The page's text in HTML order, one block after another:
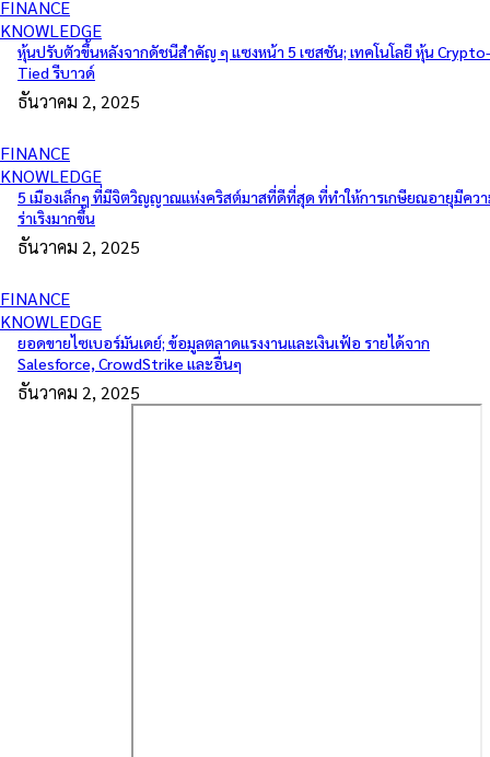
FINANCE
KNOWLEDGE
หุ้นปรับตัวขึ้นหลังจากดัชนีสำคัญ ๆ แซงหน้า 5 เซสชัน; เทคโนโลยี หุ้น Crypto-
Tied รีบาวด์
ธันวาคม 2, 2025
FINANCE
KNOWLEDGE
5 เมืองเล็กๆ ที่มีจิตวิญญาณแห่งคริสต์มาสที่ดีที่สุด ที่ทำให้การเกษียณอายุมีคว
ร่าเริงมากขึ้น
ธันวาคม 2, 2025
FINANCE
KNOWLEDGE
ยอดขายไซเบอร์มันเดย์; ข้อมูลตลาดแรงงานและเงินเฟ้อ รายได้จาก
Salesforce, CrowdStrike และอื่นๆ
ธันวาคม 2, 2025